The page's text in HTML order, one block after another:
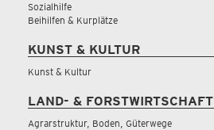
Sozialhilfe
Beihilfen & Kurplätze
KUNST & KULTUR
Kunst & Kultur
LAND- & FORSTWIRTSCHAFT
Agrarstruktur, Boden, Güterwege